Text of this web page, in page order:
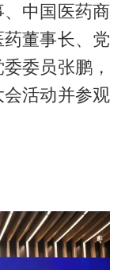
中国医药商
董事长、党
委员张鹏，
活动并参观